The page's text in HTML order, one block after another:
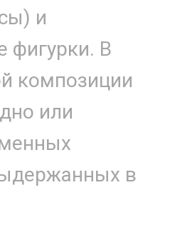
и
фигурки. В
композиции
или
в